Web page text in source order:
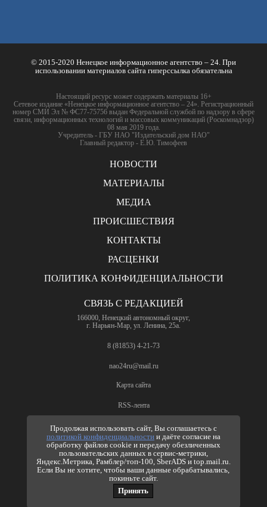
Продолжая использовать сайт, Вы соглашаетесь с
политикой конфиденциальностии даёте согласие на
обработку файлов cookie и передачу обезличенных
пользовательских данных в сервис-метрики,
Яндекс.Метрика, Рамблер/топ-100, SberADS и top.mail.ru.
Если Вы не хотите, чтобы ваши данные обрабатывались,
покиньте сайт.
Принять
© 2015-2020 Ненецкое информационное агентство – 24. При
использовании материалов сайта гиперссылка обязательна
Настоящий ресурс может содержать материалы 16+
Сетевое издание «Ненецкое информационное агентство – 24». Регистрационный
номер СМИ Эл № ФС77-75756 выдан Федеральной службой по надзору в сфере
связи, информационных технологий и массовых коммуникаций (Роскомнадзор)
08 мая 2019 года.
Учредитель - ГБУ НАО "Издательский дом НАО"
Главный редактор - Е.Ю. Тимофеев
НОВОСТИ
МАТЕРИАЛЫ
МЕДИА
ПРОИСШЕСТВИЯ
КОНТАКТЫ
РАСЦЕНКИ
ПОЛИТИКА КОНФИДЕНЦИАЛЬНОСТИ
СВЯЗЬ С РЕДАКЦИЕЙ
166000, Ненецкий автономный округ,
г. Нарьян-Мар, ул. Ленина, 25а.
8 (81853) 4-21-73
nao24ru@mail.ru
Карта сайта
RSS-лента
ПО ВОПРОСАМ РЕКЛАМЫ
8 (81853) 4-63-61
nao24ru@mail.ru
info@nao24.ru